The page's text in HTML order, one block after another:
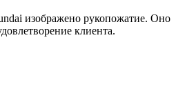
изображено рукопожатие. Оно
клиента.